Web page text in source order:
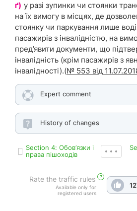
ґ) у разі зупинки чи стоянки
на їх вимогу в місцях, де
стоянку чи паркування лише
пасажирів з інвалідністю, на
пред’явити документи, що
інвалідність (крім пасажирів з
інвалідності).(№ 553 від
Expert comment
History of changes
Section 4: Обов’язки і
права пішоходів
Rate the traffic rules ?
Available only for
registered users